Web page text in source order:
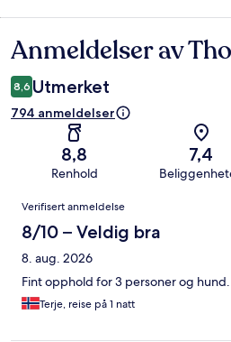
Anmeldelser
Anmeldelser av
8,6 Utmerket
794 anmeldelser
8,8
Renhold
7,4
Anmeldelser
Verifisert anmeldelse
8/10 – Veldig bra
8. aug. 2026
Fint opphold for 3 personer og hund.
Terje, reise på 1 natt